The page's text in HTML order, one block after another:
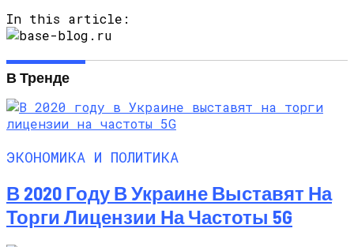
In this article:
В Тренде
ЭКОНОМИКА И ПОЛИТИКА
В 2020 Году В Украине Выставят На
Торги Лицензии На Частоты 5G